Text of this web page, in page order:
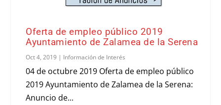
Oferta de empleo público 2019
Ayuntamiento de Zalamea de la Serena
Oct 4, 2019 | Información de Interés
04 de octubre 2019 Oferta de empleo público
2019 Ayuntamiento de Zalamea de la Serena:
Anuncio de...